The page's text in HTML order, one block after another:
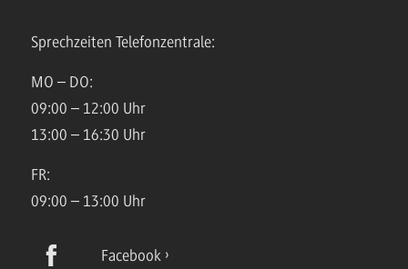
Sprechzeiten Telefonzentrale:
MO – DO:
09:00 – 12:00 Uhr
13:00 – 16:30 Uhr
FR:
09:00 – 13:00 Uhr
Facebook